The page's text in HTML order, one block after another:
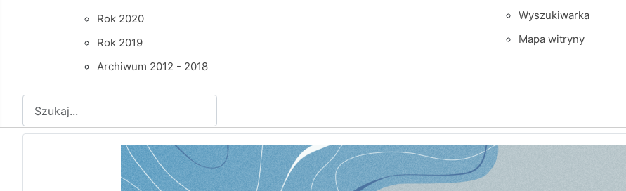
Rok 2020
Rok 2019
Archiwum 2012 - 2018
Wyszukiwarka
Mapa witryny